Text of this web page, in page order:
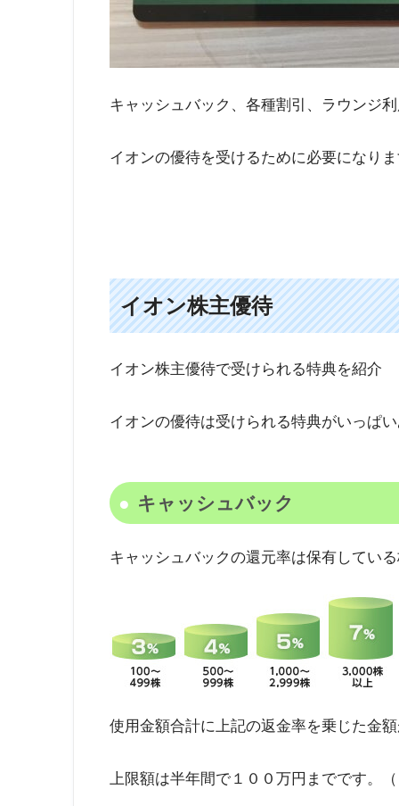
※本会員カードと家族カードの２枚送られてきます
キャッシュバック、各種割引、ラウンジ
イオンの優待を受けるために必要になり
イオン株主優待
イオン株主優待で受けられる特典を紹介
イオンの優待は受けられる特典がいっぱ